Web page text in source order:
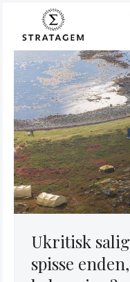
Ukritisk
spisse